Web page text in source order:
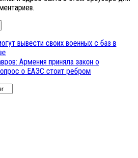
вывести своих военных с баз в
Армения приняла закон о
о ЕАЭС стоит ребром